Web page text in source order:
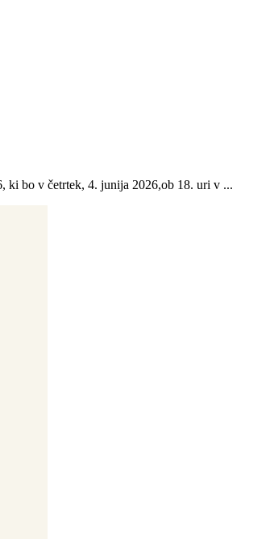
ki bo v četrtek, 4. junija 2026,ob 18. uri v ...